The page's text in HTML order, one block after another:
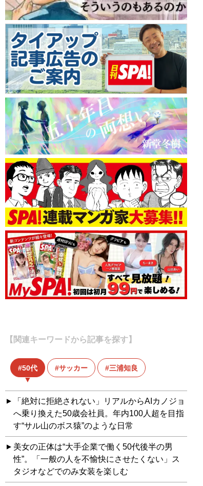
【関連キーワードから記事を探す】
50代 サッカー 三浦知良
「絶対に拒絶されない」リアルからAIカノジョ
へ乗り換えた50歳会社員。年内100人超を目指
す“サル山のボス猿”のような日常
美女の正体は“大手企業で働く50代後半の男
性”。「一般の人を不愉快にさせたくない」ス
タジオなどでのみ女装を楽しむ